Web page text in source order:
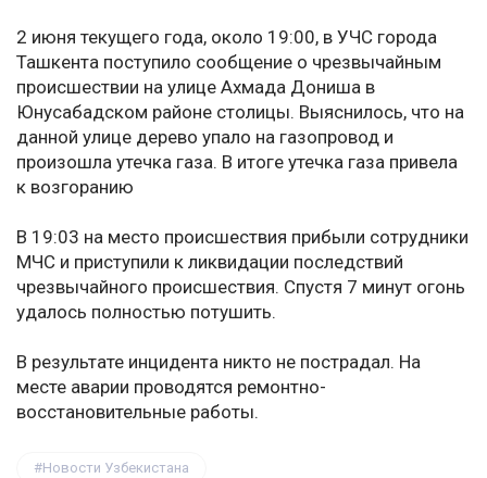
2 июня текущего года, около 19:00, в УЧС города
Ташкента поступило сообщение о чрезвычайным
происшествии на улице Ахмада Дониша в
Юнусабадском районе столицы. Выяснилось, что на
данной улице дерево упало на газопровод и
произошла утечка газа. В итоге утечка газа привела
к возгоранию
В 19:03 на место происшествия прибыли сотрудники
МЧС и приступили к ликвидации последствий
чрезвычайного происшествия. Спустя 7 минут огонь
удалось полностью потушить.
В результате инцидента никто не пострадал. На
месте аварии проводятся ремонтно-
восстановительные работы.
Новости Узбекистана